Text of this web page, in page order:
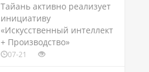
Тайань активно реализует
инициативу
«Искусственный интеллект
+ Производство»
07-21